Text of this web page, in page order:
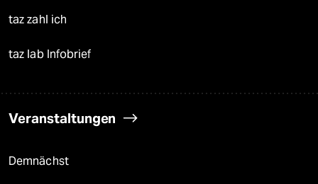
taz zahl ich
taz lab Infobrief
Veranstaltungen
Demnächst